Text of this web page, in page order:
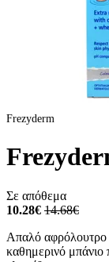
Frezyderm
Σε απόθεμα
10.28€ 14.68€
Απαλό
καθημερινό μπάνιο